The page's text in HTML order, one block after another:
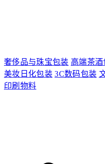
奢侈品与珠宝包装 高端茶酒
美妆日化包装 3C数码包装
印刷物料